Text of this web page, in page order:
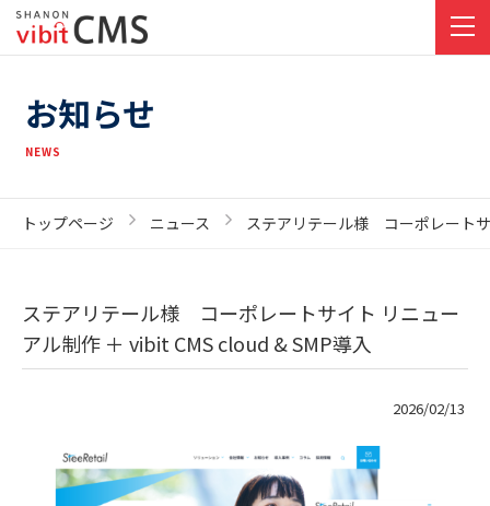
お知らせ
NEWS
トップページ ニュース ステアリテール様 コーポレート
ステアリテール様 コーポレートサイト リニュー
アル制作 ＋ vibit CMS cloud & SMP導入
2026/02/13